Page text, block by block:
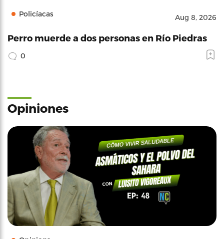
Policíacas Aug 8, 2026
Perro muerde a dos personas en Río Piedras
0
Opiniones